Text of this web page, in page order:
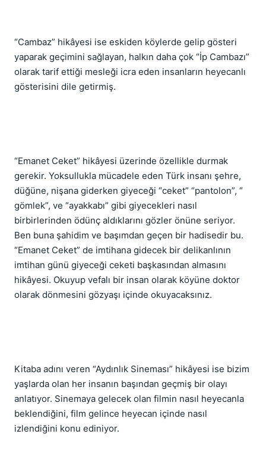
“Cambaz” hikâyesi ise eskiden köylerde gelip gösteri
yaparak geçimini sağlayan, halkın daha çok “İp Cambazı”
olarak tarif ettiği mesleği icra eden insanların heyecanlı
gösterisini dile getirmiş.
“Emanet Ceket” hikâyesi üzerinde özellikle durmak
gerekir. Yoksullukla mücadele eden Türk insanı şehre,
düğüne, nişana giderken giyeceği “ceket” “pantolon”, “
gömlek”, ve “ayakkabı” gibi giyecekleri nasıl
birbirlerinden ödünç aldıklarını gözler önüne seriyor.
Ben buna şahidim ve başımdan geçen bir hadisedir bu.
“Emanet Ceket” de imtihana gidecek bir delikanlının
imtihan günü giyeceği ceketi başkasından almasını
hikâyesi. Okuyup vefalı bir insan olarak köyüne doktor
olarak dönmesini gözyaşı içinde okuyacaksınız.
Kitaba adını veren “Aydınlık Sineması” hikâyesi ise bizim
yaşlarda olan her insanın başından geçmiş bir olayı
anlatıyor. Sinemaya gelecek olan filmin nasıl heyecanla
beklendiğini, film gelince heyecan içinde nasıl
izlendiğini konu ediniyor.